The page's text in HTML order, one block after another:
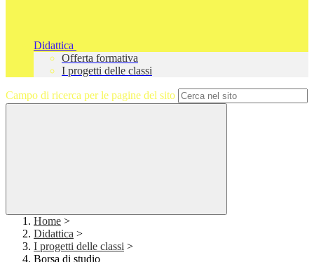
Didattica
Offerta formativa
I progetti delle classi
Campo di ricerca per le pagine del sito
Home >
Didattica >
I progetti delle classi >
Borsa di studio